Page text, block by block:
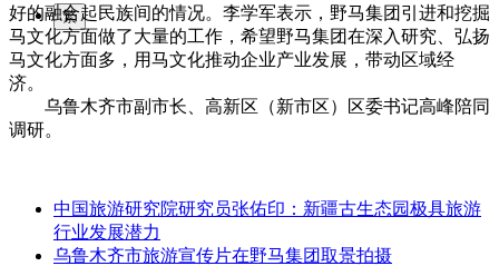
繁
好的融合起民族间的情况。李学军表示，野马集团引进和挖掘
马文化方面做了大量的工作，希望野马集团在深入研究、弘扬
马文化方面多，用马文化推动企业产业发展，带动区域经
济。
乌鲁木齐市副市长、高新区（新市区）区委书记高峰陪同
调研。
中国旅游研究院研究员张佑印：新疆古生态园极具旅游
行业发展潜力
乌鲁木齐市旅游宣传片在野马集团取景拍摄